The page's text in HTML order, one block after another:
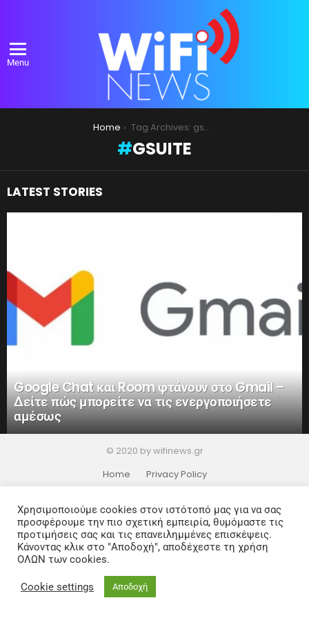
Menu
Home Tag Archives: gsuite
GSUITE
LATEST STORIES
Google Chat και Room φτάνουν στο Gmail –
Δείτε πώς μπορείτε να τις ενεργοποιήσετε
αμέσως
© 2020 by wifinews.gr
Home
Privacy Policy
Χρησιμοποιούμε cookies στον ιστότοπό μας για να σας
προσφέρουμε την πιο σχετική εμπειρία, θυμόμαστε τις
προτιμήσεις σας και τις επανειλημμένες επισκέψεις.
Κάνοντας κλικ στο "Αποδοχή", αποδέχεστε τη χρήση
ΟΛΩΝ των cookies.
Cookie settings Αποδοχή